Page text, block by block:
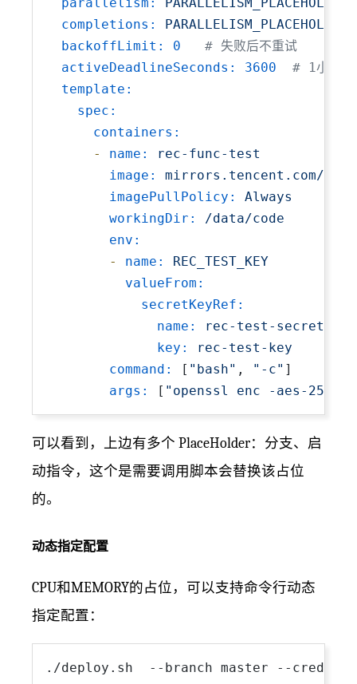
parallelism:
PARALLELISM_PLACEHOLDER
completions:
PARALLELISM_PLACEHOLDER
backoffLimit:
0
# 失败后不重试
activeDeadlineSeconds:
3600
# 1小时后
template:
spec:
containers:
-
name:
rec-func-test
image:
mirrors.tencent.com/
imagePullPolicy:
Always
workingDir:
/data/code
env:
-
name:
REC_TEST_KEY
valueFrom:
secretKeyRef:
name:
rec-test-secrets
key:
rec-test-key
command:
[ "bash" , "-c" ]
args:
[ "openssl enc -aes-256-
可以看到，上边有多个 PlaceHolder：分支、启
动指令，这个是需要调用脚本会替换该占位
的。
动态指定配置
CPU和MEMORY的占位，可以支持命令行动态
指定配置：
./deploy.sh  --branch master --credid